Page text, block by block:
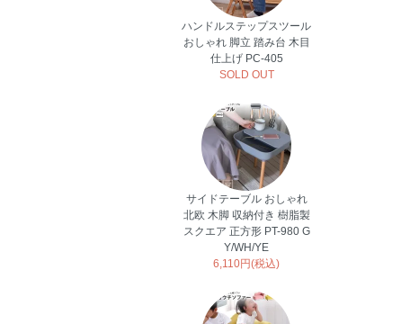
ハンドルステップスツール
おしゃれ 脚立 踏み台 木目
仕上げ PC-405
SOLD OUT
サイドテーブル おしゃれ
北欧 木脚 収納付き 樹脂製
スクエア 正方形 PT-980 G
Y/WH/YE
6,110円(税込)